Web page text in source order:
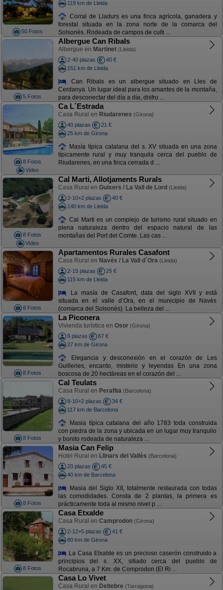
50 Fotos
119 km de Lleida
Corral de Lladurs es una finca agrícola, ganadera y
forestal situada en la zona norte de la comarca del
Solsonès. Rodeada de campos de culti ...
5 Fotos
Albergue Can Ribals
Albergue en Martinet (Lleida)
2-40 plazas
40 €
151 km de Lleida
Can Ribals es un albergue situado en Lles de
Cerdanya. Un lugar ideal para los amantes de la montaña,
para desconectar del día a día, disfru ...
8 Fotos
Video
Ca L´Estrada
Casa Rural en Riudarenes (Girona)
40 plazas
21 €
25 km de Girona
Masía típica catalana del s. XV situada en una zona
típicamente rural y muy tranquila cerca del pueblo de
Riudarenes, en una finca cerrada d ...
8 Fotos
Video
Cal Marti, Allotjaments Rurals
Casa Rural en Guixers / La Vall de Lord (Lleida)
2-10+2 plazas
40 €
140 km de Lleida
Cal Marti es un complejo de turismo rural situado en
plena naturaleza dentro del espacio natural de las
montañas del Port del Comte. Las cas ...
8 Fotos
Apartamentos Rurales Casafont
Casa Rural en Navès / La Vall d´Ora (Lleida)
2-15 plazas
25 €
115 km de Lleida
La masía de Casafont, data del siglo XVII y está
situada en el valle d’Ora, en el municipio de Navès
(comarca del Solsonès). La belleza del ...
8 Fotos
La Piconera
Vivienda turística en Osor (Girona)
9 plazas
67 €
27 km de Girona
Elegancia y desconexión en el corazón de Les
Guilleries, encanto, misterio y leyendas En una zona
boscosa de 20 hectáreas en el corazón del ...
8 Fotos
Cal Teulats
Casa Rural en Perafita (Barcelona)
8-10+2 plazas
34 €
117 km de Barcelona
Masia típica catalana del año 1783 toda construida
con piedra de la zona y ubicada en un lugar muy tranquilo
y bonito rodeada de naturaleza ...
8 Fotos
Masia Can Felip
Hotel Rural en Llinars del Vallès (Barcelona)
20 plazas
45 €
40 km de Barcelona
Masia del Siglo XII, totalmente restaurada con todas
las comodidades. Consta de 2 plantas, la primera es
prácticamente toda al mismo nivel p ...
8 Fotos
Casa Etxalde
Casa Rural en Camprodon (Girona)
2-12+5 plazas
41 €
80 km de Girona
La Casa Etxalde es un precioso caserón construido a
principios del s. XX, sitiado cerca del pueblo de
Rocabruna, a 7 Km. de Comprodon (El Ri ...
Casa Lo Vivet
Casa Rural en Deltebre (Tarragona)